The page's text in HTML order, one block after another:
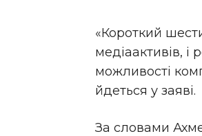
«Короткий
медіаактивів, і
можливості
йдеться у заяві.
За словами